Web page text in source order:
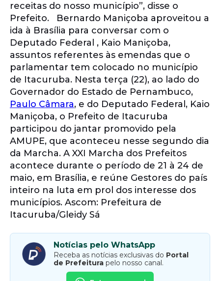
receitas do nosso município”, disse o
Prefeito. Bernardo Maniçoba aproveitou a
ida à Brasília para conversar com o
Deputado Federal , Kaio Maniçoba,
assuntos referentes às emendas que o
parlamentar tem colocado no município
de Itacuruba. Nesta terça (22), ao lado do
Governador do Estado de Pernambuco,
Paulo Câmara, e do Deputado Federal, Kaio
Maniçoba, o Prefeito de Itacuruba
participou do jantar promovido pela
AMUPE, que aconteceu nesse segundo dia
da Marcha. A XXI Marcha dos Prefeitos
acontece durante o período de 21 à 24 de
maio, em Brasília, e reúne Gestores do país
inteiro na luta em prol dos interesse dos
municípios. Ascom: Prefeitura de
Itacuruba/Gleidy Sá
Notícias pelo WhatsApp
Receba as notícias exclusivas do Portal
de Prefeitura pelo nosso canal.